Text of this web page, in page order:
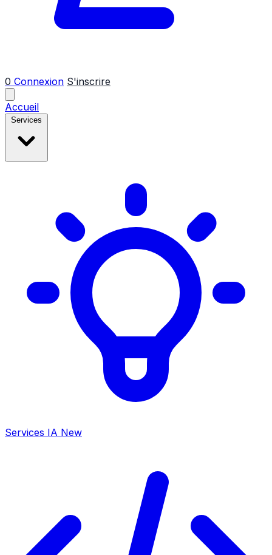
0 Connexion S'inscrire
Accueil
Services
Services IA New